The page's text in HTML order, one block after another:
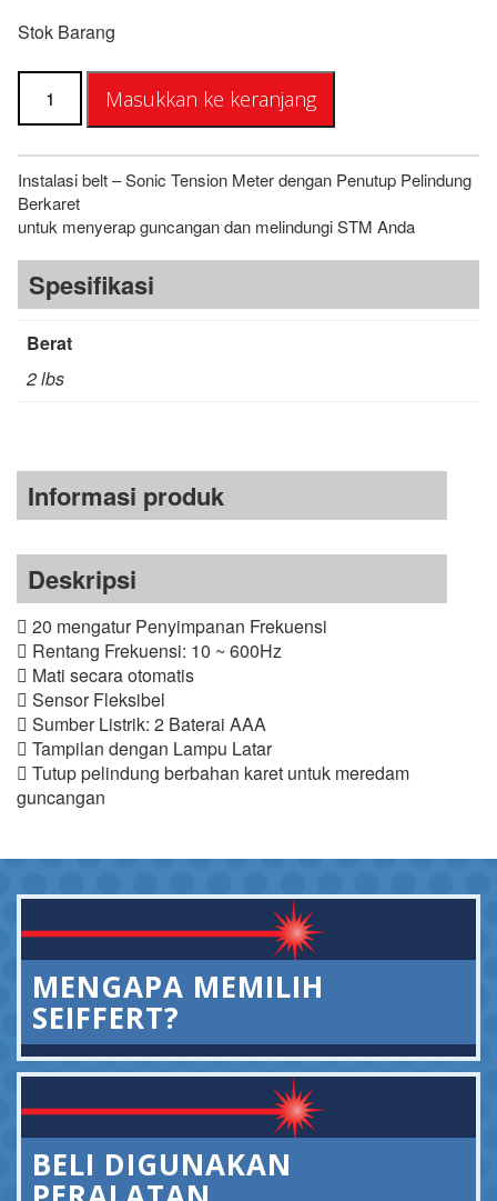
Stok Barang
Kuantitas
Sonic
Tension
Meter
KX-
1590
Masukkan ke keranjang
Instalasi belt – Sonic Tension Meter dengan Penutup Pelindung
Berkaret
untuk menyerap guncangan dan melindungi STM Anda
Spesifikasi
Berat
2 lbs
Informasi produk
Deskripsi
 20 mengatur Penyimpanan Frekuensi
 Rentang Frekuensi: 10 ~ 600Hz
 Mati secara otomatis
 Sensor Fleksibel
 Sumber Listrik: 2 Baterai AAA
 Tampilan dengan Lampu Latar
 Tutup pelindung berbahan karet untuk meredam
guncangan
MENGAPA MEMILIH
SEIFFERT?
BELI DIGUNAKAN